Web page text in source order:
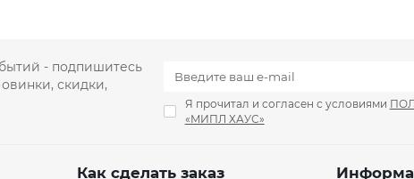
- подпишитесь
скидки,
Я прочитал и согласен с условиями
«МИПЛ ХАУС»
Как сделать заказ